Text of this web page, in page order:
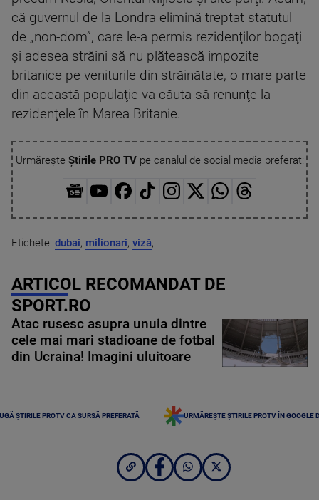
că guvernul de la Londra elimină treptat statutul
de „non-dom”, care le-a permis rezidenţilor bogaţi
şi adesea străini să nu plătească impozite
britanice pe veniturile din străinătate, o mare parte
din această populaţie va căuta să renunţe la
rezidenţele în Marea Britanie.
Urmărește Știrile PRO TVpe canalul de social media preferat:
Etichete: dubai, milionari, viză,
ARTICOL RECOMANDAT DE
SPORT.RO
Atac rusesc asupra unuia dintre
cele mai mari stadioane de fotbal
din Ucraina! Imagini uluitoare
ȘTIRILE PROTV CA SURSĂ PREFERATĂ URMĂREȘTE ȘTIRILE PROTV ÎN GOOGLE